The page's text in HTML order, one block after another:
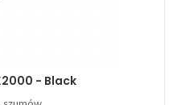
- Black